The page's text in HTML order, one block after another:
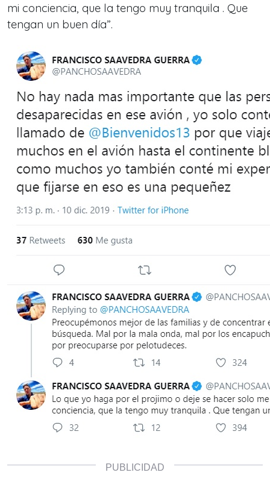
mi conciencia, que la tengo muy tranquila . Que
tengan un buen día”.